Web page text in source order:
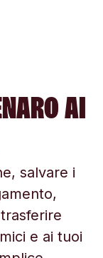
AI
salvare i
e ai tuoi